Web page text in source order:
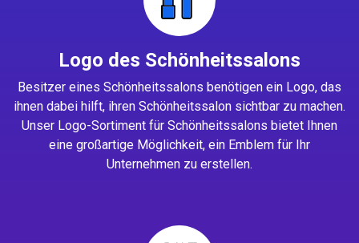
Logo des Schönheitssalons
Besitzer eines Schönheitssalons benötigen ein Logo, das
ihnen dabei hilft, ihren Schönheitssalon sichtbar zu machen.
Unser Logo-Sortiment für Schönheitssalons bietet Ihnen
eine großartige Möglichkeit, ein Emblem für Ihr
Unternehmen zu erstellen.